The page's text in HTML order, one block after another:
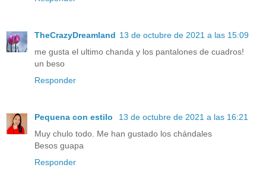
TheCrazyDreamland 13 de octubre de 2021 a las 15:09
me gusta el ultimo chanda y los pantalones de cuadros!
un beso
Responder
Pequena con estilo
13 de octubre de 2021 a las 16:21
Muy chulo todo. Me han gustado los chándales
Besos guapa
Responder